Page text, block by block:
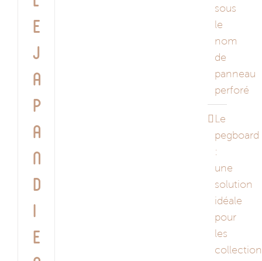
e
J
a
p
a
n
d
e
sous
le
nom
de
panneau
perforé
Le
pegboard
:
une
solution
idéale
pour
les